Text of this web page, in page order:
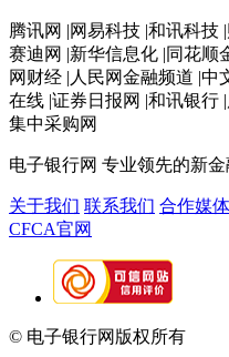
腾讯网 |网易科技 |和讯科技
赛迪网 |新华信息化 |同花顺
网财经 |人民网金融频道 |中
在线 |证券日报网 |和讯银行
集中采购网
电子银行网 专业领先的新金
关于我们 联系我们 合作媒体
CFCA官网
© 电子银行网版权所有